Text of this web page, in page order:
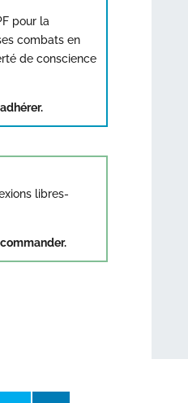
pour la
combats en
de conscience
libres-